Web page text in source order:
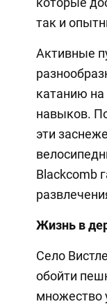
так и
Активные
катанию
навыков.
эти
Blackcomb
Жизнь в
Село
обойти
множество